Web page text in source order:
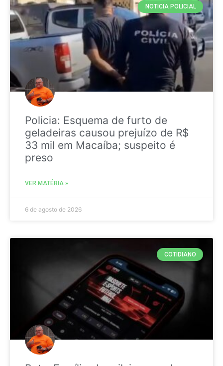
NOTICIA POLICIAL
Policia: Esquema de furto de
geladeiras causou prejuízo de R$
33 mil em Macaíba; suspeito é
preso
VER MATÉRIA »
6 de agosto de 2026
COTIDIANO